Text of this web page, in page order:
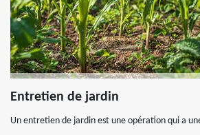
Entretien de jardin
Un entretien de jardin est une opération qui a